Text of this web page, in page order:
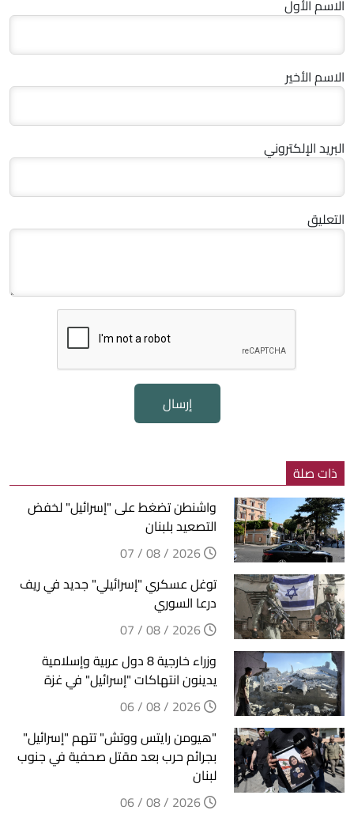
الاسم الأول
الاسم الأخير
البريد الإلكتروني
التعليق
إرسال
ذات صلة
واشنطن تضغط على "إسرائيل" لخفض
التصعيد بلبنان
توغل عسكري "إسرائيلي" جديد في ريف
درعا السوري
وزراء خارجية 8 دول عربية وإسلامية
يدينون انتهاكات "إسرائيل" في غزة
"هيومن رايتس ووتش" تتهم "إسرائيل"
بجرائم حرب بعد مقتل صحفية في جنوب
لبنان